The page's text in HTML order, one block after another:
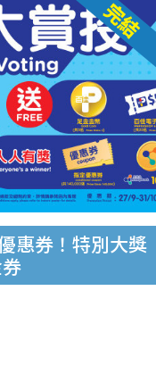
惠券！特別大獎